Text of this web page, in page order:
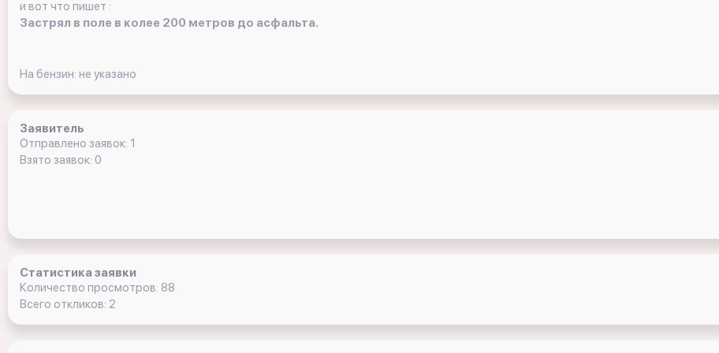
и вот что пишет :
Застрял в поле в колее 200 метров до асфальта.
На бензин: не указано
Заявитель
Отправлено заявок: 1
Взято заявок: 0
Статистика заявки
Количество просмотров: 88
Всего откликов: 2